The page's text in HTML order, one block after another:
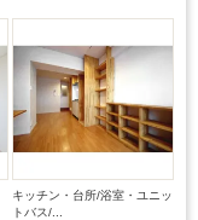
キッチン・台所/浴室・ユニッ
トバス/...